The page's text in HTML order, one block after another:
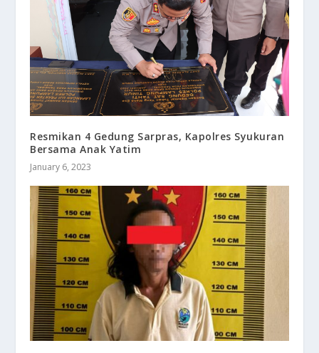
Resmikan 4 Gedung Sarpras, Kapolres Syukuran
Bersama Anak Yatim
January 6, 2023